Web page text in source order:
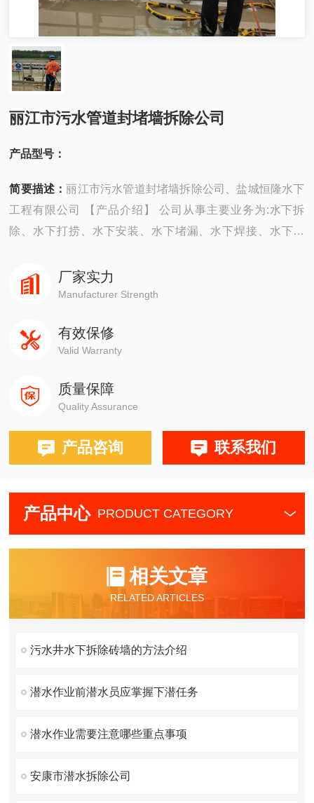
丽江市污水管道封堵墙拆除公司
产品型号：
简要描述：丽江市污水管道封堵墙拆除公司、盐城恒隆水下
工程有限公司 【产品介绍】 公司从事主要业务为:水下拆
除、水下打捞、水下安装、水下堵漏、水下焊接、水下切
测、水下封堵、水下钻孔、水下检查、水下爆破。 ...
厂家实力
Manufacturer Strength
有效保修
Valid Warranty
质量保障
Quality Assurance
产品咨询 联系我们
产品中心 PRODUCT CATEGORY
相关文章
RELATED ARTICLES
污水井水下拆除砖墙的方法介绍
潜水作业前潜水员应掌握下潜任务
潜水作业需要注意哪些重点事项
安康市潜水拆除公司